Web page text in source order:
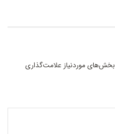
بخش‌های موردنیاز علامت‌گذاری